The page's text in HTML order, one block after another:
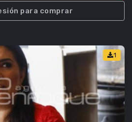
para comprar
1